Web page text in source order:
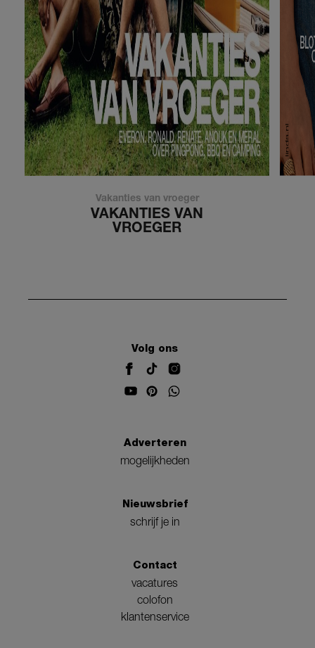
Vakanties van vroeger
VAKANTIES VAN
VROEGER
Volg ons
Adverteren
mogelijkheden
Nieuwsbrief
schrijf je in
Contact
vacatures
colofon
klantenservice